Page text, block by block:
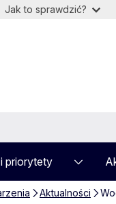
Jak to sprawdzić?
priorytety
Aktualności